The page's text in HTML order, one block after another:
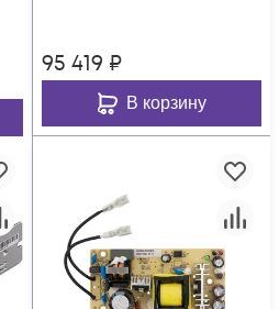
95 419 ₽
В корзину